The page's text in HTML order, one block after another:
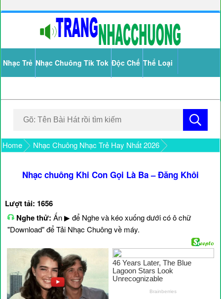
Nhạc Trẻ Nhạc Chuông Tik Tok Độc Chế Thể Loại
Home Nhạc Chuông Nhạc Trẻ Hay Nhất 2026
Nhạc chuông Khi Con Gọi Là Ba – Đăng Khôi
Lượt tải: 1656
Nghe thử: Ấn ▶ để Nghe và kéo xuống dưới có ô chữ
"Download" để Tải Nhạc Chuông về máy.